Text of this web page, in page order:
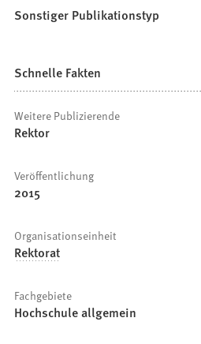
Sonstiger Publikationstyp
Schnelle Fakten
Weitere Publizierende
Rektor
Veröffentlichung
2015
Organisationseinheit
Rektorat
Fachgebiete
Hochschule allgemein